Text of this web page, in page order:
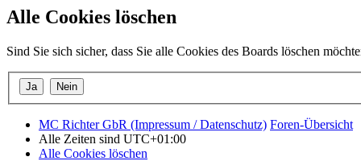
Alle Cookies löschen
Sind Sie sich sicher, dass Sie alle Cookies des Boards löschen
MC Richter GbR (Impressum / Datenschutz) Foren-Übersicht
Alle Zeiten sind UTC+01:00
Alle Cookies löschen